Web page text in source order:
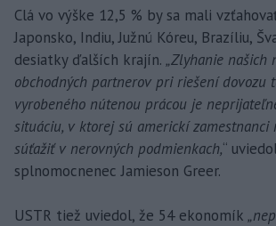
Clá vo výške 12,5 % by sa mali
Japonsko, Indiu, Južnú Kóreu, Brazíliu,
desiatky ďalších krajín. „Zlyhanie našich
obchodných partnerov pri riešení dovozu
vyrobeného nútenou prácou je
situáciu, v ktorej sú americkí
súťažiť v nerovných podmienkach,“
splnomocnenec Jamieson Greer.
USTR tiež uviedol, že 54 ekonomík